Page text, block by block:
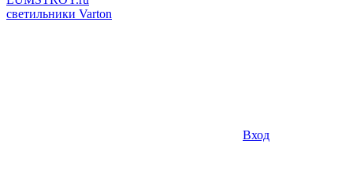
cветильники Varton
Вход